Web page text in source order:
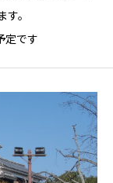
。
定です